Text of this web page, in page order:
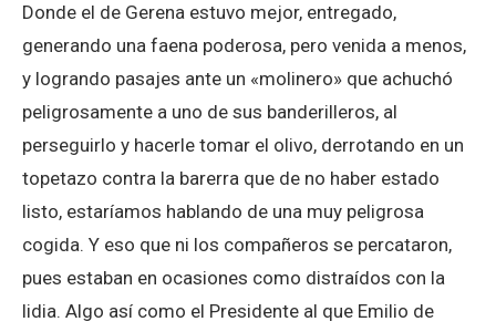
Donde el de Gerena estuvo mejor, entregado,
generando una faena poderosa, pero venida a menos,
y logrando pasajes ante un «molinero» que achuchó
peligrosamente a uno de sus banderilleros, al
perseguirlo y hacerle tomar el olivo, derrotando en un
topetazo contra la barerra que de no haber estado
listo, estaríamos hablando de una muy peligrosa
cogida. Y eso que ni los compañeros se percataron,
pues estaban en ocasiones como distraídos con la
lidia. Algo así como el Presidente al que Emilio de